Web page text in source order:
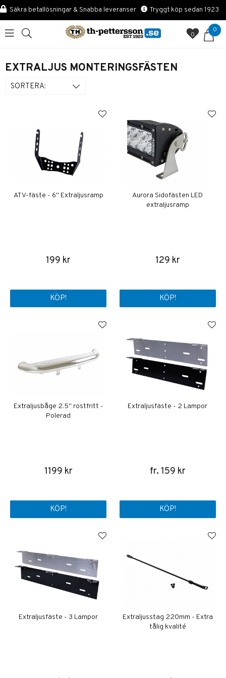
Säkra betallösningar & Snabba leveranser Tryggt köp sedan 1923
0
0
EXTRALJUS MONTERINGSFÄSTEN
SORTERA:
ATV-fäste - 6'' Extraljusramp
199 kr
KÖP!
Aurora Sidofästen LED
extraljusramp
129 kr
KÖP!
Extraljusbåge 2.5" rostfritt -
Polerad
1199 kr
KÖP!
Extraljusfäste - 2 Lampor
fr. 159 kr
KÖP!
Extraljusfäste - 3 Lampor
Extraljusstag 220mm - Extra
tålig kvalité